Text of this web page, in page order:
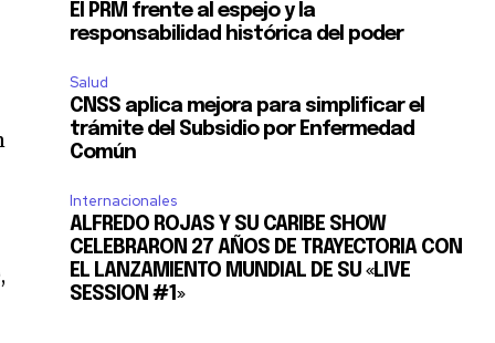
El PRM frente al espejo y la
responsabilidad histórica del poder
Salud
CNSS aplica mejora para simplificar el
trámite del Subsidio por Enfermedad
Común
Internacionales
ALFREDO ROJAS Y SU CARIBE SHOW
CELEBRARON 27 AÑOS DE TRAYECTORIA CON
EL LANZAMIENTO MUNDIAL DE SU «LIVE
SESSION #1»